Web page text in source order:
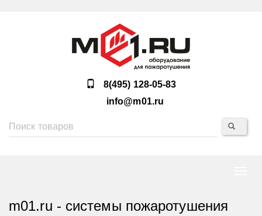
8(495) 128-05-83
info@m01.ru
m01.ru - системы пожаротушения